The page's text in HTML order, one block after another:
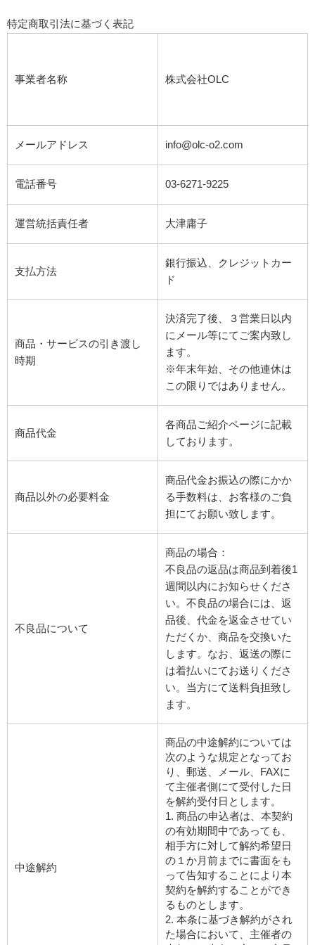
特定商取引法に基づく表記
事業者名称 株式会社OLC
メールアドレス info@olc-o2.com
電話番号 03-6271-9225
運営統括責任者 大津庸子
支払方法
銀行振込、クレジットカー
ド
商品・サービスの引き渡し
時期
決済完了後、３営業日以内
にメール等にてご案内致し
ます。
※年末年始、その他連休は
この限りではありません。
商品代金
各商品ご紹介ページに記載
しております。
商品以外の必要料金
商品代金お振込の際にかか
る手数料は、お客様のご負
担にてお願い致します。
不良品について
商品の場合：
不良品の返品は商品到着後1
週間以内にお知らせくださ
い。不良品の場合には、返
品後、代金を返金させてい
ただくか、商品を交換いた
します。なお、返送の際に
は着払いにてお送りくださ
い。当方にて送料負担致し
ます。
中途解約
商品の中途解約については
次のような規定となってお
り、郵送、メール、FAXに
て主催者側にて受付した日
を解約受付日とします。
1. 商品の申込者は、本契約
の有効期間中であっても、
相手方に対して解約希望日
の１か月前までに書面をも
って告知することにより本
契約を解約することができ
るものとします。
2. 本条に基づき解約がされ
た場合において、主催者の